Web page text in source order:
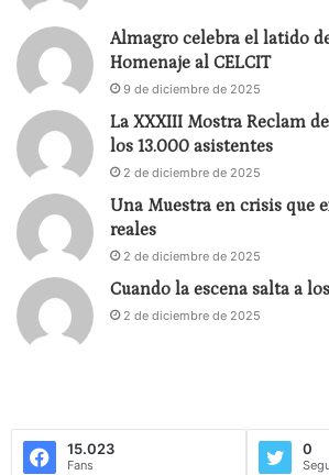
Almagro celebra el latido
Homenaje al CELCIT
9 de diciembre de 2025
La XXXIII Mostra Reclam
los 13.000 asistentes
2 de diciembre de 2025
Una Muestra en crisis que
reales
2 de diciembre de 2025
Cuando la escena salta a
2 de diciembre de 2025
15.023
Fans
0